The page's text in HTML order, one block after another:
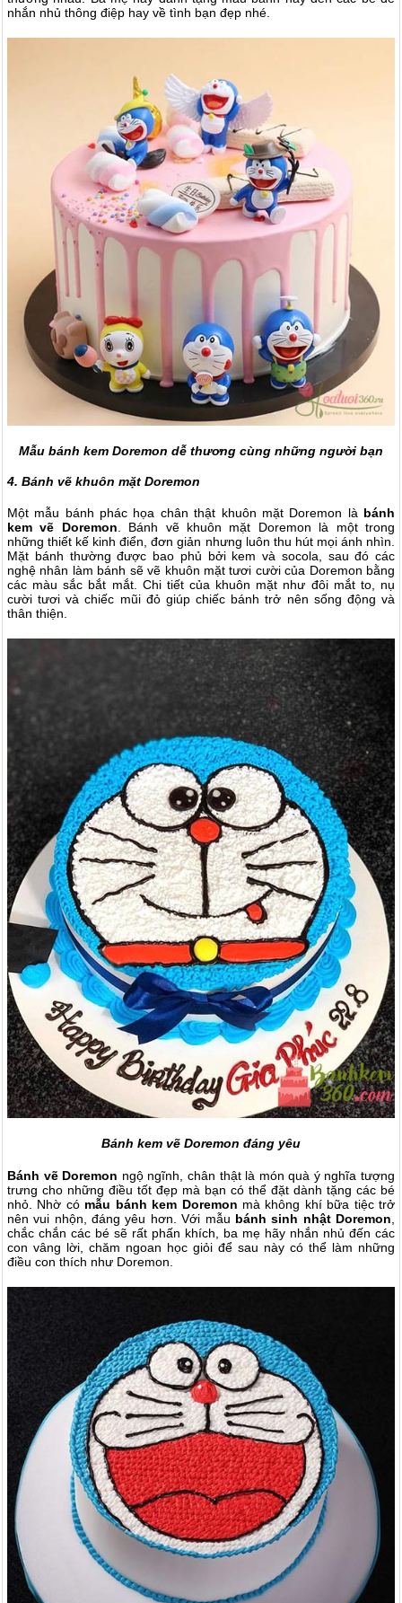
nhắn nhủ thông điệp hay về tình bạn đẹp nhé.
Mẫu bánh kem Doremon dễ thương cùng những người bạn
4. Bánh vẽ khuôn mặt Doremon
Một mẫu bánh phác họa chân thật khuôn mặt Doremon là bánh
kem vẽ Doremon. Bánh vẽ khuôn mặt Doremon là một trong
những thiết kế kinh điển, đơn giản nhưng luôn thu hút mọi ánh nhìn.
Mặt bánh thường được bao phủ bởi kem và socola, sau đó các
nghệ nhân làm bánh sẽ vẽ khuôn mặt tươi cười của Doremon bằng
các màu sắc bắt mắt. Chi tiết của khuôn mặt như đôi mắt to, nụ
cười tươi và chiếc mũi đỏ giúp chiếc bánh trở nên sống động và
thân thiện.
Bánh kem vẽ Doremon đáng yêu
Bánh vẽ Doremon ngộ ngĩnh, chân thật là món quà ý nghĩa tượng
trưng cho những điều tốt đẹp mà bạn có thể đặt dành tặng các bé
nhỏ. Nhờ cómẫu bánh kem Doremon mà không khí bữa tiệc trở
nên vui nhộn, đáng yêu hơn. Với mẫu bánh sinh nhật Doremon
chắc chắn các bé sẽ rất phấn khích, ba mẹ hãy nhắn nhủ đến các
con vâng lời, chăm ngoan học giỏi để sau này có thể làm những
điều con thích như Doremon.